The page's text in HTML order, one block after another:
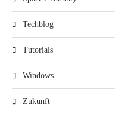
Techblog
Tutorials
Windows
Zukunft